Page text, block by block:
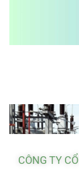
CÔNG TY